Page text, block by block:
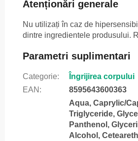
Atenționări generale
Nu utilizați în caz de
dintre ingredientele produsului.
Parametri suplimentari
Categorie:
Îngrijirea corpului
EAN : 8595643600363
Aqua, Caprylic/
Triglyceride,
Panthenol,
Alcohol,